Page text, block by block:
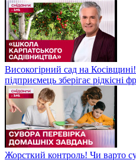
Високогірний сад на
підприємець зберігає рідкісні
Жорсткий контроль! Чи варто